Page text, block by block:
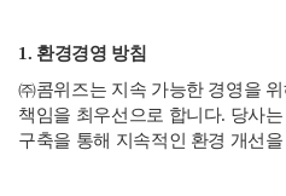
1. 환경경영 방침
㈜콤위즈는 지속 가능한 경영을
책임을 최우선으로 합니다. 당사
구축을 통해 지속적인 환경 개선